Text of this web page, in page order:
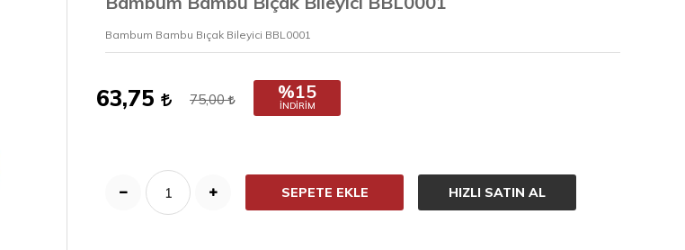
Bambum Bambu Bıçak Bileyici BBL0001
63,75 75,00 %15
İNDIRIM
SEPETE EKLE HIZLI SATIN AL